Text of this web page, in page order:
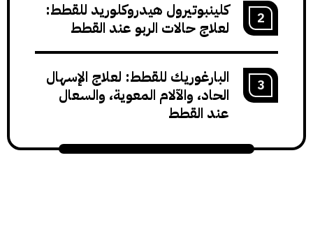
كلينبوتيرول هيدروكلوريد للقطط:
لعلاج حالات الربو عند القطط
البارغوريك للقطط: لعلاج الإسهال
الحاد، والآلام المعوية، والسعال
عند القطط